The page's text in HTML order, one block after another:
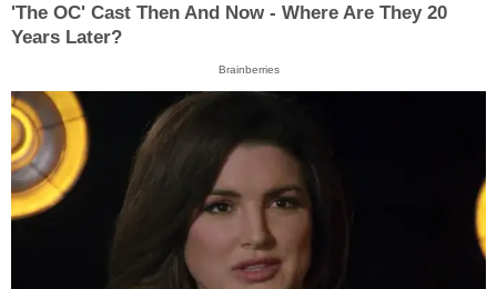
'The OC' Cast Then And Now - Where Are They 20
Years Later?
Brainberries